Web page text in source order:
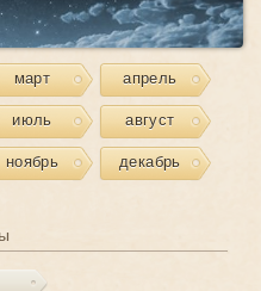
март апрель
июль август
ноябрь декабрь